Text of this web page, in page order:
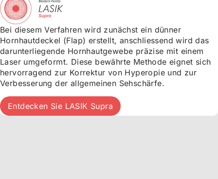
Bei diesem Verfahren wird zunächst ein dünner
Hornhautdeckel (Flap) erstellt, anschliessend wird das
darunterliegende Hornhautgewebe präzise mit einem
Laser umgeformt. Diese bewährte Methode eignet sich
hervorragend zur Korrektur von Hyperopie und zur
Verbesserung der allgemeinen Sehschärfe.
Entdecken Sie LASIK Supra